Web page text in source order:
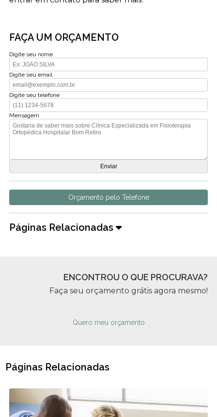
FAÇA UM ORÇAMENTO
Digite seu nome
Digite seu email
Digite seu telefone
Mensagem
Orçamento pelo Telefone
Páginas Relacionadas
ENCONTROU O QUE PROCURAVA?
Faça seu orçamento grátis agora mesmo!
Quero meu orçamento
Páginas Relacionadas